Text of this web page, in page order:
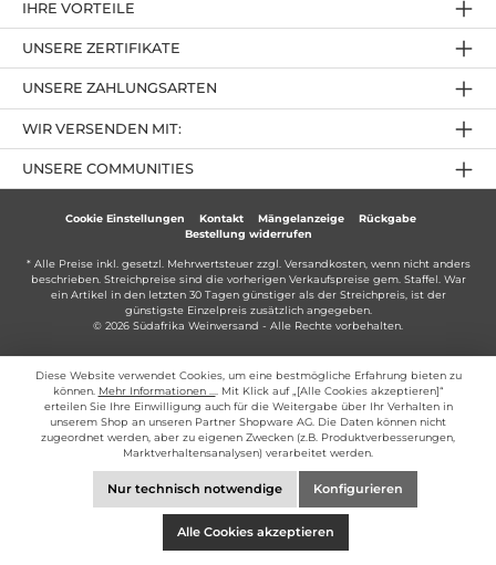
IHRE VORTEILE
UNSERE ZAHLUNGSARTEN
UNSERE ZERTIFIKATE
UNSERE COMMUNITIES
WIR VERSENDEN MIT:
Cookie Einstellungen Kontakt Mängelanzeige
Rückgabe
Bestellung widerrufen
* Alle Preise inkl. gesetzl. Mehrwertsteuer zzgl. Versandkosten, wenn nicht anders
beschrieben. Streichpreise sind die vorherigen Verkaufspreise gem. Staffel. War
ein Artikel in den letzten 30 Tagen günstiger als der Streichpreis, ist der
günstigste Einzelpreis zusätzlich angegeben.
© 2026 Südafrika Weinversand - Alle Rechte vorbehalten.
Diese Website verwendet Cookies, um eine bestmögliche Erfahrung bieten zu
können. Mehr Informationen ...
. Mit Klick auf „[Alle Cookies akzeptieren]“
erteilen Sie Ihre Einwilligung auch für die Weitergabe über Ihr Verhalten in
unserem Shop an unseren Partner Shopware AG. Die Daten können nicht
zugeordnet werden, aber zu eigenen Zwecken (z.B. Produktverbesserungen,
Marktverhaltensanalysen) verarbeitet werden.
Nur technisch notwendige Konfigurieren
Alle Cookies akzeptieren